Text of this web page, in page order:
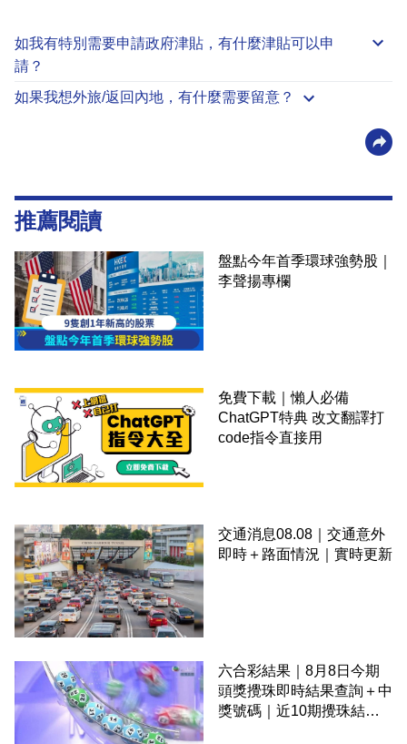
如我有特別需要申請政府津貼 ，有什麼津貼可以申
請？
如果我想外旅/返回內地，有什麼需要留意？
推薦閱讀
盤點今年首季環球強勢股｜
李聲揚專欄
免費下載｜懶人必備
ChatGPT特典 改文翻譯打
code指令直接用
交通消息08.08｜交通意外
即時＋路面情況｜實時更新
六合彩結果｜8月8日今期
頭獎攪珠即時結果查詢＋中
獎號碼｜近10期攪珠結果